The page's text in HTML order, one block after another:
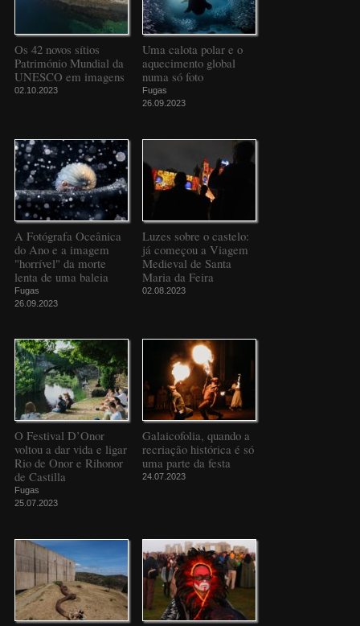
Os 42 novos sítios
Património Mundial da
UNESCO em imagens
02.10.2023
Uma calota polar e o
aquecimento global
numa só foto
Fugas
26.09.2023
A Fotógrafa Oceânica
do Ano e a imagem
"horrível" da morte
lenta de uma baleia
Fugas
26.09.2023
Luzes sobre o castelo:
já começou a Viagem
Medieval de Santa
Maria da Feira
02.08.2023
O Festival D’Onor
voltou a dar vida e ligar
Rio de Onor e Rihonor
de Castilla
Fugas
25.07.2023
Galaicofolia, quando a
recriação histórica é só
uma parte da festa
24.07.2023